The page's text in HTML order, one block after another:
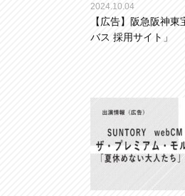
2024.10.04
【広告】阪急阪神
バス 採用サイト」